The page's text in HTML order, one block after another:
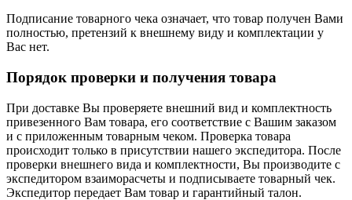
Подписание товарного чека означает, что товар получен Вами
полностью, претензий к внешнему виду и комплектации у
Вас нет.
Порядок проверки и получения товара
При доставке Вы проверяете внешний вид и комплектность
привезенного Вам товара, его соответствие с Вашим заказом
и с приложенным товарным чеком. Проверка товара
происходит только в присутствии нашего экспедитора. После
проверки внешнего вида и комплектности, Вы производите с
экспедитором взаиморасчеты и подписываете товарный чек.
Экспедитор передает Вам товар и гарантийный талон.